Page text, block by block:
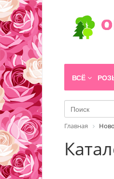
ВСЁ
Главная